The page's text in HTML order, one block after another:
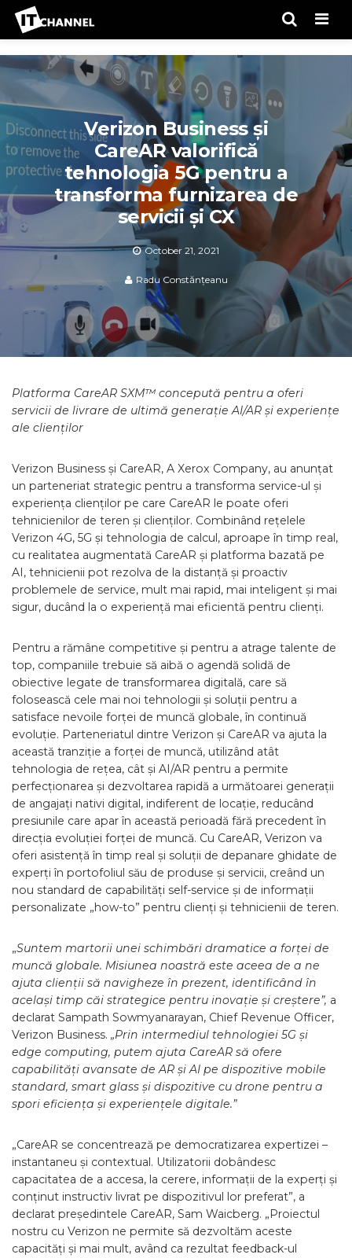
Verizon Business și
CareAR valorifică
tehnologia 5G pentru a
transforma furnizarea de
servicii și CX
October 21, 2021
Radu Constănțeanu
Platforma CareAR SXM™ concepută pentru a oferi
servicii de livrare de ultimă generație AI/AR și experiențe
ale clienților
Verizon Business și CareAR, A Xerox Company, au anunțat
un parteneriat strategic pentru a transforma service-ul și
experiența clienților pe care CareAR le poate oferi
tehnicienilor de teren și clienților. Combinând rețelele
Verizon 4G, 5G și tehnologia de calcul, aproape în timp real,
cu realitatea augmentată CareAR și platforma bazată pe
AI, tehnicienii pot rezolva de la distanță și proactiv
problemele de service, mult mai rapid, mai inteligent și mai
sigur, ducând la o experiență mai eficientă pentru clienți.
Pentru a rămâne competitive și pentru a atrage talente de
top, companiile trebuie să aibă o agendă solidă de
obiective legate de transformarea digitală, care să
folosească cele mai noi tehnologii și soluții pentru a
satisface nevoile forței de muncă globale, în continuă
evoluție. Parteneriatul dintre Verizon și CareAR va ajuta la
această tranziție a forței de muncă, utilizând atât
tehnologia de rețea, cât și AI/AR pentru a permite
perfecționarea și dezvoltarea rapidă a următoarei generații
de angajați nativi digital, indiferent de locație, reducând
presiunile care apar în această perioadă fără precedent în
direcția evoluției forței de muncă. Cu CareAR, Verizon va
oferi asistență în timp real și soluții de depanare ghidate de
experți în portofoliul său de produse și servicii, creând un
nou standard de capabilități self-service și de informații
personalizate „how-to” pentru clienți și tehnicienii de teren.
„Suntem martorii unei schimbări dramatice a forței de
muncă globale. Misiunea noastră este aceea de a ne
ajuta clienții să navigheze în prezent, identificând în
același timp căi strategice pentru inovație și creștere”, a
declarat Sampath Sowmyanarayan, Chief Revenue Officer,
Verizon Business. „Prin intermediul tehnologiei 5G și
edge computing, putem ajuta CareAR să ofere
capabilități avansate de AR și AI pe dispozitive mobile
standard, smart glass și dispozitive cu drone pentru a
spori eficiența și experiențele digitale.”
„CareAR se concentrează pe democratizarea expertizei –
instantaneu și contextual. Utilizatorii dobândesc
capacitatea de a accesa, la cerere, informații de la experți și
conținut instructiv livrat pe dispozitivul lor preferat”, a
declarat președintele CareAR, Sam Waicberg. „Proiectul
nostru cu Verizon ne permite să dezvoltăm aceste
capacități și mai mult, având ca rezultat feedback-ul